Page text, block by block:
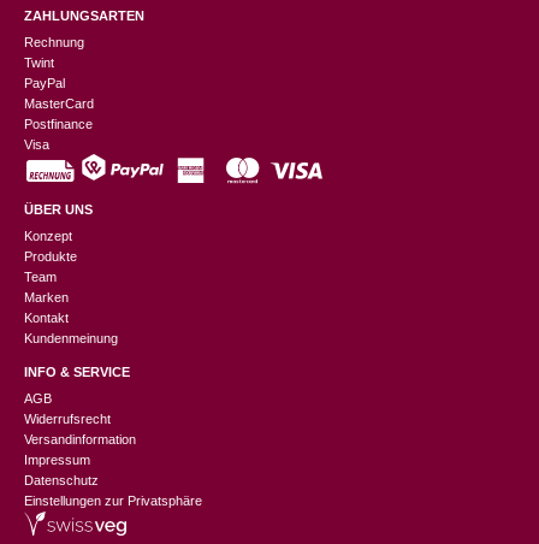
ZAHLUNGSARTEN
Rechnung
Twint
PayPal
MasterCard
Postfinance
Visa
ÜBER UNS
Konzept
Produkte
Team
Marken
Kontakt
Kundenmeinung
INFO & SERVICE
AGB
Widerrufsrecht
Versandinformation
Impressum
Datenschutz
Einstellungen zur Privatsphäre